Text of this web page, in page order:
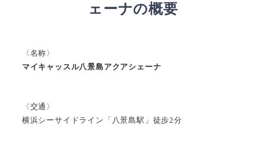
ェーナの概要
〈名称〉
マイキャッスル八景島アクアシェーナ
〈交通〉
横浜シーサイドライン「八景島駅」徒歩2分